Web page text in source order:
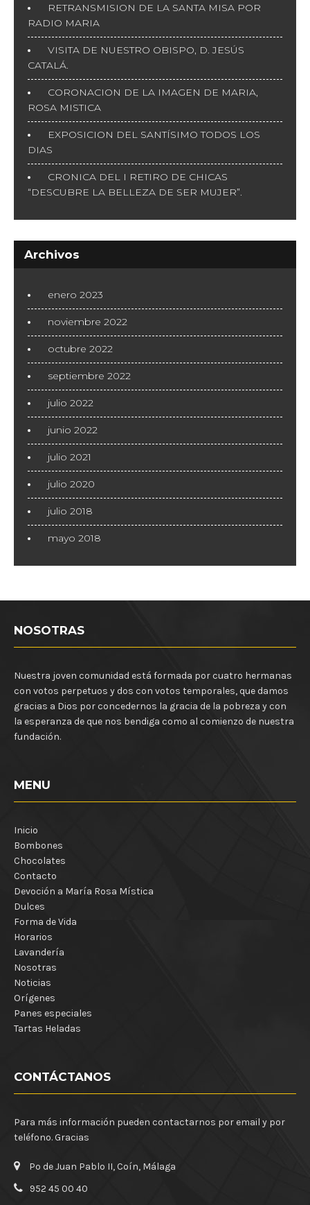
RETRANSMISION DE LA SANTA MISA POR
RADIO MARIA
VISITA DE NUESTRO OBISPO, D. JESÚS
CATALÁ.
CORONACION DE LA IMAGEN DE MARIA,
ROSA MISTICA
EXPOSICION DEL SANTÍSIMO TODOS LOS
DIAS
CRONICA DEL I RETIRO DE CHICAS
“DESCUBRE LA BELLEZA DE SER MUJER”.
Archivos
enero 2023
noviembre 2022
octubre 2022
septiembre 2022
julio 2022
junio 2022
julio 2021
julio 2020
julio 2018
mayo 2018
NOSOTRAS
Nuestra joven comunidad está formada por cuatro hermanas
con votos perpetuos y dos con votos temporales, que damos
gracias a Dios por concedernos la gracia de la pobreza y con
la esperanza de que nos bendiga como al comienzo de nuestra
fundación.
MENU
Inicio
Bombones
Chocolates
Contacto
Devoción a María Rosa Mística
Dulces
Forma de Vida
Horarios
Lavandería
Nosotras
Noticias
Orígenes
Panes especiales
Tartas Heladas
CONTÁCTANOS
Para más información pueden contactarnos por email y por
teléfono. Gracias
Pº de Juan Pablo II, Coín, Málaga
952 45 00 40